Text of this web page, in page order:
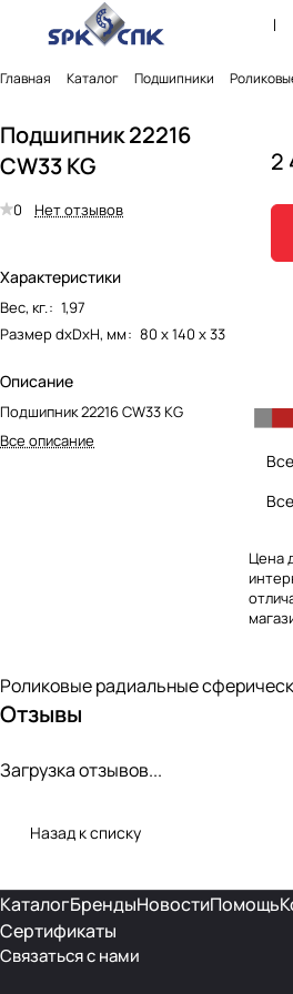
Главная Каталог Подшипники
Подшипник 22216
CW33 KG
0 Нет отзывов
Характеристики
Вес, кг.: 1,97
Размер dxDxH, мм: 80 х 140 х 33
Описание
Подшипник 22216 CW33 KG
Все описание
2
Цена
Роликовые радиальные
Отзывы
Загрузка отзывов...
Назад к списку
КаталогБрендыНовостиПомощь
Сертификаты
Связаться с нами